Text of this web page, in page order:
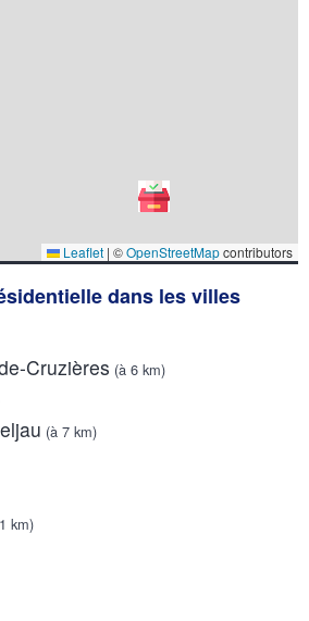
Leaflet | ©OpenStreetMapcontributors
dans les villes
Cruzières (à 6 km)
(à 7 km)
km)